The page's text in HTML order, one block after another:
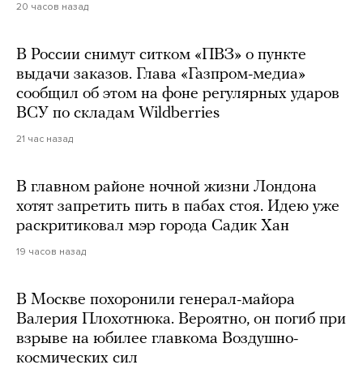
20 часов назад
В России снимут ситком «ПВЗ» о пункте
выдачи заказов. Глава «Газпром-медиа»
сообщил об этом на фоне регулярных ударов
ВСУ по складам Wildberries
21 час назад
В главном районе ночной жизни Лондона
хотят запретить пить в пабах стоя. Идею уже
раскритиковал мэр города Садик Хан
19 часов назад
В Москве похоронили генерал-майора
Валерия Плохотнюка. Вероятно, он погиб при
взрыве на юбилее главкома Воздушно-
космических сил